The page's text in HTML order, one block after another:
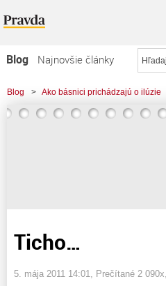
Blog
Najnovšie články
Najčítanejšie články
Najkomentovanejšie články
Blog > Ako básnici prichádzajú o ilúzie
Ticho…
5. mája 2011 14:01 , Prečítané 2 090x,